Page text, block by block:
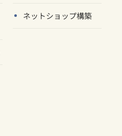
ネットショップ構築